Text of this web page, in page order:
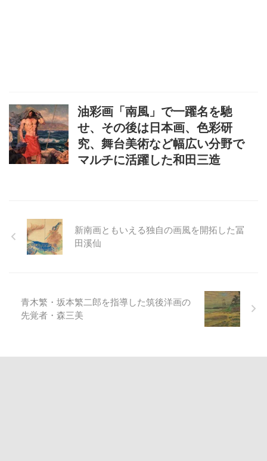
油彩画「南風」で一躍名を馳
せ、その後は日本画、色彩研
究、舞台美術など幅広い分野で
マルチに活躍した和田三造
新南画ともいえる独自の画風を開拓した冨
田溪仙
青木繁・坂本繁二郎を指導した筑後洋画の
先覚者・森三美